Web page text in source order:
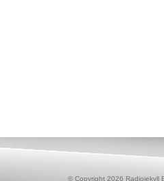
© Copyright 2026 Radiojekyll